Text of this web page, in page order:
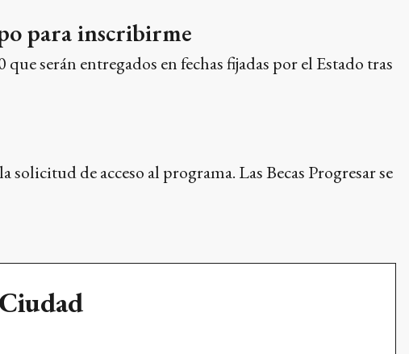
para inscribirme
serán entregados en fechas fijadas por el Estado tras
de acceso al programa. Las Becas Progresar se